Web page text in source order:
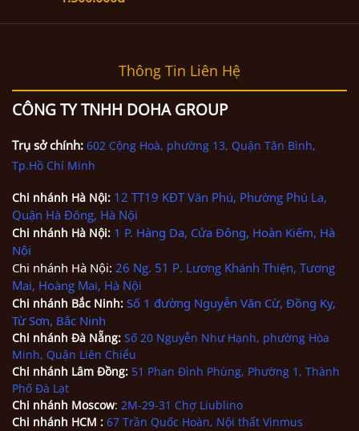
Thông Tin Liên Hệ
CÔNG TY TNHH DOHA GROUP
Trụ sở chính: 602 Cộng Hoà, phường 13, Quận Tân Bình,
Tp.Hồ Chí Minh
Chi nhánh Hà Nội: 12 TT19 KĐT Văn Phú, Phường Phú La,
Quận Hà Đông, Hà Nội
Chi nhánh Hà Nội: 1 P. Hàng Da, Cửa Đông, Hoàn Kiếm, Hà
Nội
Chi nhánh Hà Nội: 26 Ng. 51 P. Lương Khánh Thiện, Tương
Mai, Hoàng Mai, Hà Nội
Chi nhánh Bắc Ninh: Số 1 đường Nguyễn Văn Cừ, Đồng Kỵ,
Từ Sơn, Bắc Ninh
Chi nhánh Đà Nẵng: Số 20 Nguyễn Như Hạnh, phường Hòa
Minh, Quận Liên Chiểu
Chi nhánh Lâm Đồng: 51 Phan Đình Phùng, Phường 1, Thành
Phố Đà Lạt
Chi nhánh Moscow: 2M-29-31 Chợ Liublino
Chi nhánh HCM : 67 Trần Quốc Hoàn, Nội thất Vinmus